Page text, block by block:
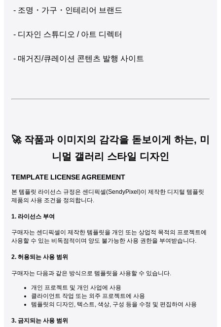
- 조명・가구・인테리어 브랜드
- 디자인 스튜디오 / 아트 디렉터
- 매거진/큐레이션 콘텐츠 발행 사이트
🚀 작품과 이미지의 감각을 돋보이게 하는, 미
니멀 갤러리 스타일 디자인
TEMPLATE LICENSE AGREEMENT
본 템플릿 라이선스 규정은 센디픽셀(SendyPixel)이 제작한 디지털 템플릿
제품의 사용 조건을 정의합니다.
1. 라이선스 부여
구매자는 센디픽셀이 제작한 템플릿을 개인 또는 상업적 목적의 프로젝트에
사용할 수 있는 비독점적이며 양도 불가능한 사용 권한을 부여받습니다.
2. 허용되는 사용 범위
구매자는 다음과 같은 방식으로 템플릿을 사용할 수 있습니다.
개인 프로젝트 및 개인 사업에 사용
클라이언트 작업 또는 외주 프로젝트에 사용
템플릿의 디자인, 텍스트, 색상, 구성 등을 수정 및 편집하여 사용
3. 금지되는 사용 범위